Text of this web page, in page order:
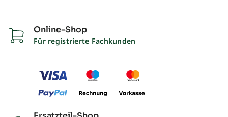
Online-Shop
Für registrierte Fachkunden